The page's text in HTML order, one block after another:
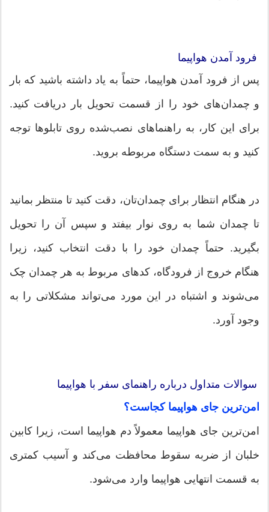
فرود آمدن هواپیما
پس از فرود آمدن هواپیما، حتماً به یاد داشته باشید که بار
و چمدان‌های خود را از قسمت تحویل بار دریافت کنید.
برای این کار، به راهنماهای نصب‌شده روی تابلوها توجه
کنید و به سمت دستگاه مربوطه بروید.
در هنگام انتظار برای چمدان‌تان، دقت کنید تا منتظر بمانید
تا چمدان شما به روی نوار بیفتد و سپس آن را تحویل
بگیرید. حتماً چمدان خود را با دقت انتخاب کنید، زیرا
هنگام خروج از فرودگاه، کدهای مربوط به هر چمدان چک
می‌شوند و اشتباه در این مورد می‌تواند مشکلاتی را به
وجود آورد.
سوالات متداول درباره راهنمای سفر با هواپیما
امن‌ترین جای هواپیما کجاست؟
امن‌ترین جای هواپیما معمولاً دم هواپیما است، زیرا کابین
خلبان از ضربه سقوط محافظت می‌کند و آسیب کمتری
به قسمت انتهایی هواپیما وارد می‌شود.